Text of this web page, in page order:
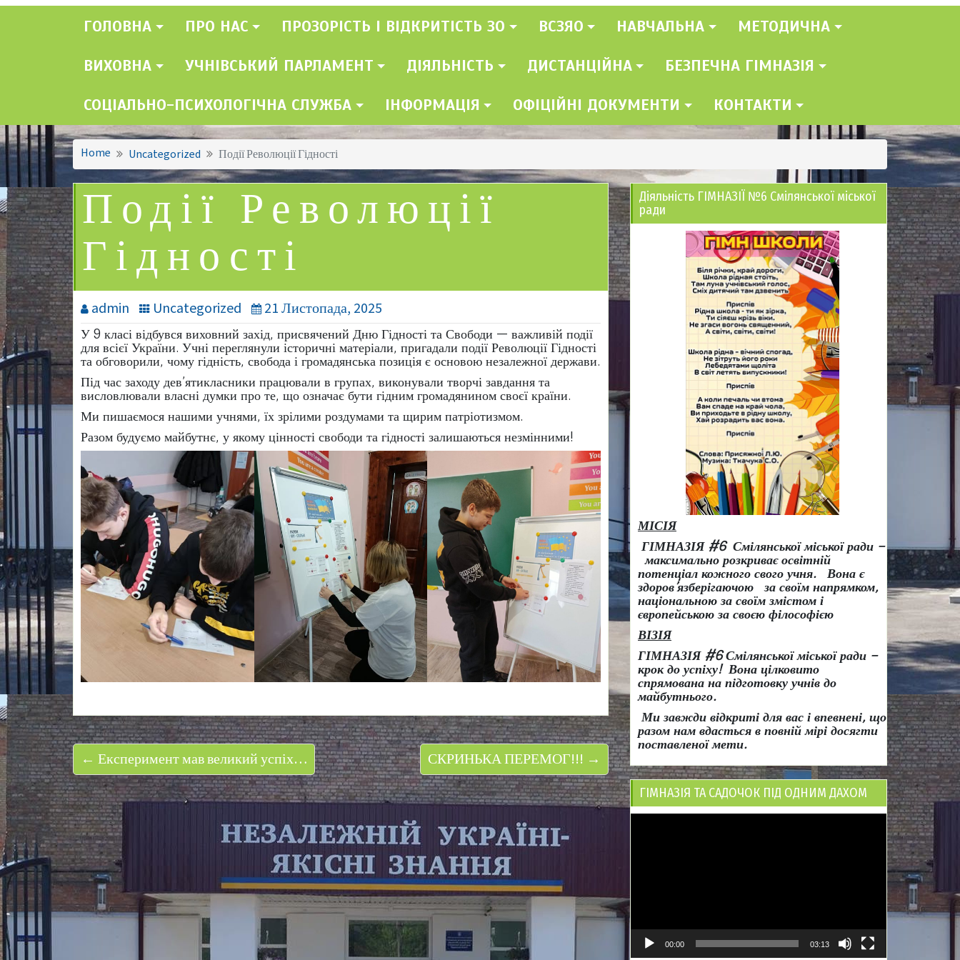
ГОЛОВНА ПРО НАС ПРОЗОРІСТЬ І ВІДКРИТІСТЬ ЗО ВСЗЯО НАВЧАЛЬНА МЕТОДИЧНА
ВИХОВНА УЧНІВСЬКИЙ ПАРЛАМЕНТ ДІЯЛЬНІСТЬ ДИСТАНЦІЙНА БЕЗПЕЧНА ГІМНАЗІЯ
СОЦІАЛЬНО-ПСИХОЛОГІЧНА СЛУЖБА ІНФОРМАЦІЯ ОФІЦІЙНІ ДОКУМЕНТИ КОНТАКТИ
Home Uncategorized Події Революції Гідності
Події Революції
Гідності
admin Uncategorized 21 Листопада, 2025
У 9 класі відбувся виховний захід, присвячений Дню Гідності та Свободи — важливій події
для всієї України. Учні переглянули історичні матеріали, пригадали події Революції Гідності
та обговорили, чому гідність, свобода і громадянська позиція є основою незалежної держави.
Під час заходу дев’ятикласники працювали в групах, виконували творчі завдання та
висловлювали власні думки про те, що означає бути гідним громадянином своєї країни.
Ми пишаємося нашими учнями, їх зрілими роздумами та щирим патріотизмом.
Разом будуємо майбутнє, у якому цінності свободи та гідності залишаються незмінними!
← Експеримент мав великий успіх… СКРИНЬКА ПЕРЕМОГ!!! →
Діяльність ГІМНАЗІЇ №6 Смілянської міської
ради
МІСІЯ
ГІМНАЗІЯ #6 Смілянської міської ради –
максимально розкриває освітній
потенціал кожного свого учня.
Вона є
здоров’язберігаючою за своїм напрямком,
національною за своїм змістом і
європейською за своєю філософією
ВІЗІЯ
ГІМНАЗІЯ #6 Смілянської міської ради –
крок до успіху! Вона цілковито
спрямована на підготовку учнів до
майбутнього.
Ми завжди відкриті для вас і впевнені, що
разом нам вдасться в повній мірі досягти
поставленої мети.
ГІМНАЗІЯ ТА САДОЧОК ПІД ОДНИМ ДАХОМ
00:00 03:13